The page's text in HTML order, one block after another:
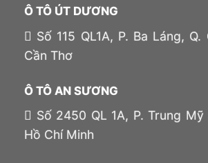
Ô TÔ ÚT DƯƠNG
Số 115 QL1A, P. Ba Láng, Q.
Cần Thơ
Ô TÔ AN SƯƠNG
Số 2450 QL 1A, P. Trung Mỹ
Hồ Chí Minh